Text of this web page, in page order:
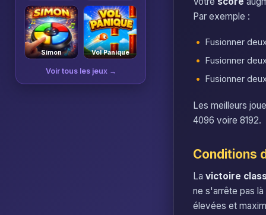
Par exemple :
Fusionner
Fusionner
Fusionner
Les meilleurs
4096 voire 8192.
Conditions
La victoire
ne s'arrête pas
élevées et
Simon Vol Panique
Voir tous les jeux →